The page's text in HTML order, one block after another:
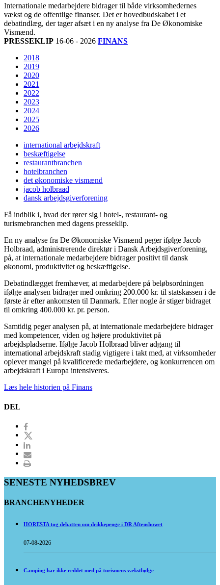
Internationale medarbejdere bidrager til både virksomhedernes
vækst og de offentlige finanser. Det er hovedbudskabet i et
debatindlæg, der tager afsæt i en ny analyse fra De Økonomiske
Vismænd.
PRESSEKLIP 16-06 - 2026 FINANS
2018
2019
2020
2021
2022
2023
2024
2025
2026
international arbejdskraft
beskæftigelse
restaurantbranchen
hotelbranchen
det økonomiske vismænd
jacob holbraad
dansk arbejdsgiverforening
Få indblik i, hvad der rører sig i hotel-, restaurant- og
turismebranchen med dagens presseklip.
En ny analyse fra De Økonomiske Vismænd peger ifølge Jacob
Holbraad, administrerende direktør i Dansk Arbejdsgiverforening,
på, at internationale medarbejdere bidrager positivt til dansk
økonomi, produktivitet og beskæftigelse.
Debatindlægget fremhæver, at medarbejdere på beløbsordningen
ifølge analysen bidrager med omkring 200.000 kr. til statskassen i de
første år efter ankomsten til Danmark. Efter nogle år stiger bidraget
til omkring 400.000 kr. pr. person.
Samtidig peger analysen på, at internationale medarbejdere bidrager
med kompetencer, viden og højere produktivitet på
arbejdspladserne. Ifølge Jacob Holbraad bliver adgang til
international arbejdskraft stadig vigtigere i takt med, at virksomheder
oplever mangel på kvalificerede medarbejdere, og konkurrencen om
arbejdskraft i Europa intensiveres.
Læs hele historien på Finans
DEL
SENESTE NYHEDSBREV
BRANCHENYHEDER
HORESTA tog debatten om drikkepenge i DR Aftenshowet
07-08-2026
Camping har ikke reddet med på turismens vækstbølge